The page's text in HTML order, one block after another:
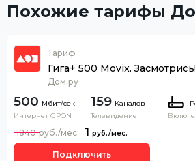
Похожие тарифы
Тариф
Гига+ 500 Movix.
Дом.ру
500
Интернет GPON
159 Каналов
Телевидение
1
1840
Подключить